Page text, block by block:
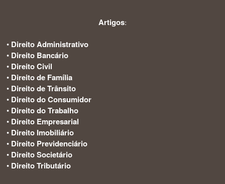
Artigos:
• Direito Administrativo
• Direito Bancário
• Direito Civil
• Direito de Família
• Direito de Trânsito
• Direito do Consumidor
• Direito do Trabalho
• Direito Empresarial
• Direito Imobiliário
• Direito Previdenciário
• Direito Societário
• Direito Tributário